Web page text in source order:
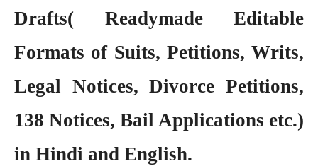
Drafts( Readymade Editable
Formats of Suits, Petitions, Writs,
Legal Notices, Divorce Petitions,
138 Notices, Bail Applications etc.)
in Hindi and English.